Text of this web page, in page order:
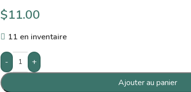
$11.00
11 en inventaire
-
+
Ajouter au panier